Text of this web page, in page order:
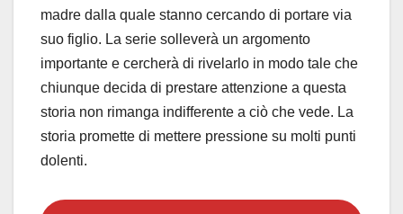
madre dalla quale stanno cercando di portare via
suo figlio. La serie solleverà un argomento
importante e cercherà di rivelarlo in modo tale che
chiunque decida di prestare attenzione a questa
storia non rimanga indifferente a ciò che vede. La
storia promette di mettere pressione su molti punti
dolenti.